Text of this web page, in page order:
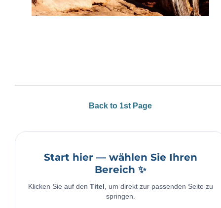
Back to 1st Page
Start hier — wählen Sie Ihren
Bereich ✨
Klicken Sie auf den Titel
, um direkt zur passenden Seite zu
springen.